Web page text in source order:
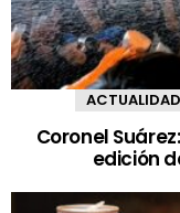
ACTUALIDAD
Coronel
edición